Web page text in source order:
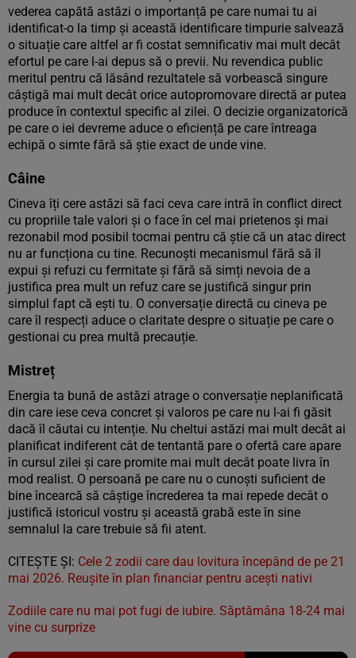
vederea capătă astăzi o importanță pe care numai tu ai
identificat-o la timp și această identificare timpurie salvează
o situație care altfel ar fi costat semnificativ mai mult decât
efortul pe care l-ai depus să o previi. Nu revendica public
meritul pentru că lăsând rezultatele să vorbească singure
câștigă mai mult decât orice autopromovare directă ar putea
produce în contextul specific al zilei. O decizie organizatorică
pe care o iei devreme aduce o eficiență pe care întreaga
echipă o simte fără să știe exact de unde vine.
Câine
Cineva îți cere astăzi să faci ceva care intră în conflict direct
cu propriile tale valori și o face în cel mai prietenos și mai
rezonabil mod posibil tocmai pentru că știe că un atac direct
nu ar funcționa cu tine. Recunoști mecanismul fără să îl
expui și refuzi cu fermitate și fără să simți nevoia de a
justifica prea mult un refuz care se justifică singur prin
simplul fapt că ești tu. O conversație directă cu cineva pe
care îl respecți aduce o claritate despre o situație pe care o
gestionai cu prea multă precauție.
Mistreț
Energia ta bună de astăzi atrage o conversație neplanificată
din care iese ceva concret și valoros pe care nu l-ai fi găsit
dacă îl căutai cu intenție. Nu cheltui astăzi mai mult decât ai
planificat indiferent cât de tentantă pare o ofertă care apare
în cursul zilei și care promite mai mult decât poate livra în
mod realist. O persoană pe care nu o cunoști suficient de
bine încearcă să câștige încrederea ta mai repede decât o
justifică istoricul vostru și această grabă este în sine
semnalul la care trebuie să fii atent.
CITEȘTE ȘI: Cele 2 zodii care dau lovitura începând de pe 21
mai 2026. Reușite în plan financiar pentru acești nativi
Zodiile care nu mai pot fugi de iubire. Săptămâna 18-24 mai
vine cu surprize